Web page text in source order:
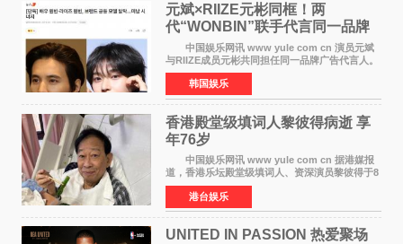
元斌×RIIZE元彬同框！两
代“WONBIN”联手代言同一品牌
颜值天花板合体
中国娱乐网讯 www yule com cn 演员元斌
与RIIZE成员元彬共同担任同一品牌广告代言人。
6日据独家报道，继演员元斌之后，RIIZE元彬最
近也被选为某在线中介平台A公司的共同广告代言
人，两人将作
韩国娱乐
香港殿堂级填词人黎彼得病逝 享
年76岁​
中国娱乐网讯 www yule com cn 据港媒报
道，香港乐坛殿堂级填词人、资深演员黎彼得于8
月5日上午因病离世，终年76岁。好友钟志光透
露，黎彼得今年3月中风后便卧床休养，身体机能
持续衰退，最
港台娱乐
UNITED IN PASSION 热爱聚场